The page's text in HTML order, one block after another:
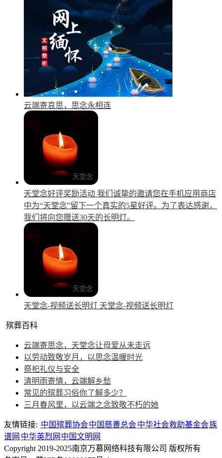
云端寄哀思，思念永相连
天堂念好评奖励活动 我们诚挚的邀请您在手机应用商店
中为“天堂念”留下一个真实的5星好评。为了表达感谢，
我们将向您赠送30天的长明灯。
天堂念-视频送长明灯 天堂念-视频送长明灯
殡葬百科
云端寄思念，天堂念让母爱从未走远
以劳动致敬岁月，以思念温暖时光
祭祀礼仪与安全
清明雨寄情，云端解乡愁
常见的殡葬习俗你了解多少？
三月春风里，以云端之念致敬不朽的她
友情链接: 中国殡葬协会中国慈善总会中华社会救助基金会族
谱网 中华英烈网 中国文明网
Copyright 2019-2025南京万慕网络科技有限公司 版权所有